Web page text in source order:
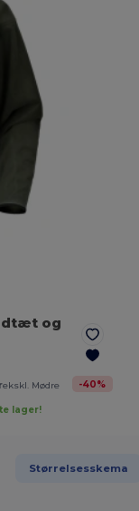
og
ekskl. Mødre -40%
lager!
Størrelsesskema